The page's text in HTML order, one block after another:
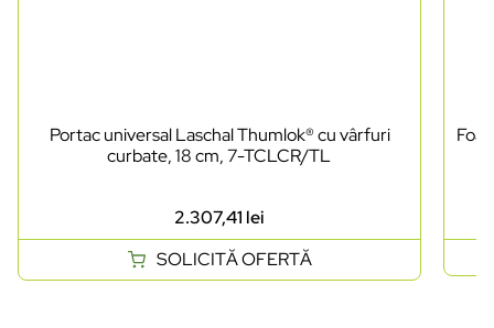
Portac universal Laschal Thumlok® cu vârfuri
curbate, 18 cm, 7-TCLCR/TL
2.307,41 lei
SOLICITĂ OFERTĂ